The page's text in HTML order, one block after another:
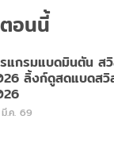
อนนี้
แกรมแบดมินตัน ส
ลิ้งก์ดูสดแบดสวิ
.ค. 69